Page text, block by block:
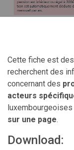
Cette fiche est
recherchent des
concernant des
acteurs
sur une page.
Download: